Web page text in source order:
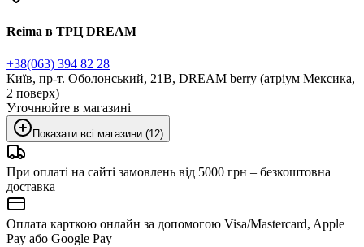
Reima в ТРЦ DREAM
+38(063) 394 82 28
Київ, пр-т. Оболонський, 21В, DREAM berry (атріум Мексика,
2 поверх)
Уточнюйте в магазині
Показати всі магазини (12)
При оплаті на сайті замовлень від 5000 грн – безкоштовна
доставка
Оплата карткою онлайн за допомогою Visa/Mastercard, Apple
Pay або Google Pay